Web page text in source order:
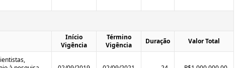
Início
Vigência
Término
Vigência
Duração Valor Total